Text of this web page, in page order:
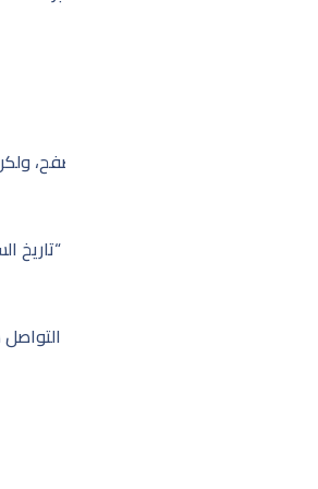
فيها عبر إعدادات المتصفح، ولكن
على هذه الصفحة مع تحديث “تاريخ
طريقة تعاملنا مع بياناتك، يرجى